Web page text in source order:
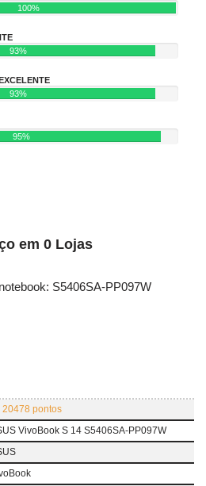
100%
93%
93%
95%
em 0 Lojas
S5406SA-PP097W
20478 pontos
VivoBook S 14 S5406SA-PP097W